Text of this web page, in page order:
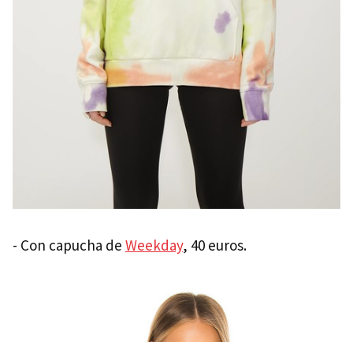
- Con capucha de Weekday, 40 euros.